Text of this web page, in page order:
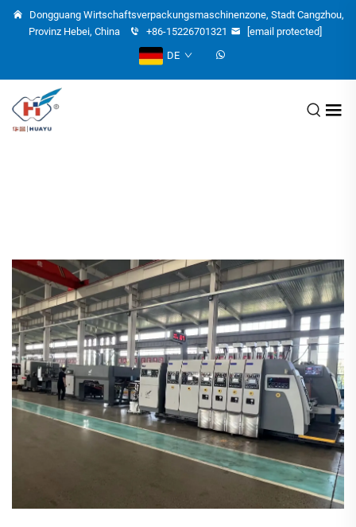
Dongguang Wirtschaftsverpackungsmaschinenzone, Stadt Cangzhou,
Provinz Hebei, China
+86-15226701321
[email protected]
DE